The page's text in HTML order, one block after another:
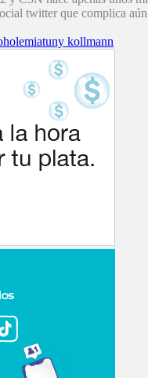
twitter que complica aún
tuny kollmann